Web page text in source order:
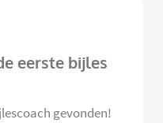
eerste bijles
gevonden!